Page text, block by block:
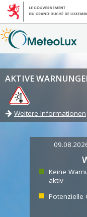
AKTIVE
Weitere Informationen
Keine
aktiv
Potenzielle